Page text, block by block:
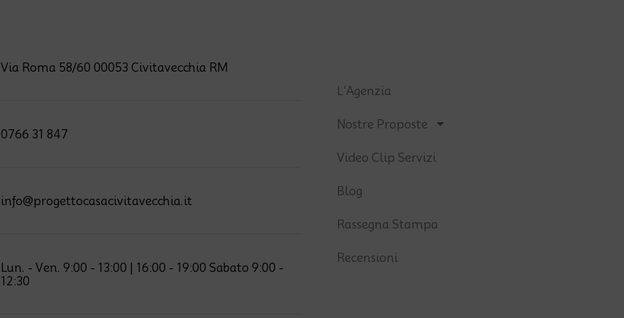
Via Roma 58/60 00053 Civitavecchia RM
0766 31 847
info@progettocasacivitavecchia.it
Lun. - Ven. 9:00 - 13:00 | 16:00 - 19:00 Sabato 9:00 -
12:30
L’Agenzia
Nostre Proposte
Video Clip Servizi
Blog
Rassegna Stampa
Recensioni